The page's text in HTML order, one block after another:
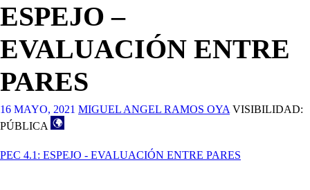
ESPEJO –
EVALUACIÓN ENTRE
PARES
16 MAYO, 2021 MIGUEL ANGEL RAMOS OYA VISIBILIDAD:
PÚBLICA
PEC 4.1: ESPEJO - EVALUACIÓN ENTRE PARES